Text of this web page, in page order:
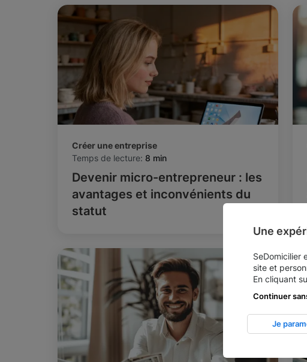
Créer une entreprise
Temps de lecture: 8 min
Devenir micro-entrepreneur : les
avantages et inconvénients du
statut
Une
SeDomicilier
site et
En cliquant
Je
Continuer